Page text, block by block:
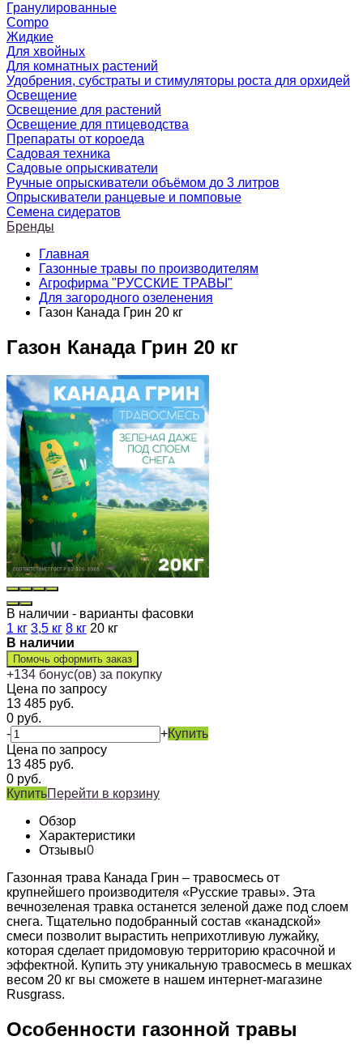
Гранулированные
Compo
Жидкие
Для хвойных
Для комнатных растений
Удобрения, субстраты и стимуляторы роста для орхидей
Освещение
Освещение для растений
Освещение для птицеводства
Препараты от короеда
Садовая техника
Садовые опрыскиватели
Ручные опрыскиватели объёмом до 3 литров
Опрыскиватели ранцевые и помповые
Семена сидератов
Бренды
Главная
Газонные травы по производителям
Агрофирма "РУССКИЕ ТРАВЫ"
Для загородного озеленения
Газон Канада Грин 20 кг
Газон Канада Грин 20 кг
В наличии - варианты фасовки
1 кг 3,5 кг 8 кг 20 кг
В наличии
Помочь оформить заказ
+134 бонус(ов) за покупку
Цена по запросу
13 485 руб.
0 руб.
-
+Купить
Цена по запросу
13 485 руб.
0 руб.
КупитьПерейти в корзину
Обзор
Характеристики
Отзывы0
Газонная трава Канада Грин – травосмесь от
крупнейшего производителя «Русские травы». Эта
вечнозеленая травка останется зеленой даже под слоем
снега. Тщательно подобранный состав «канадской»
смеси позволит вырастить неприхотливую лужайку,
которая сделает придомовую территорию красочной и
эффектной. Купить эту уникальную травосмесь в мешках
весом 20 кг вы сможете в нашем интернет-магазине
Rusgrass.
Особенности газонной травы